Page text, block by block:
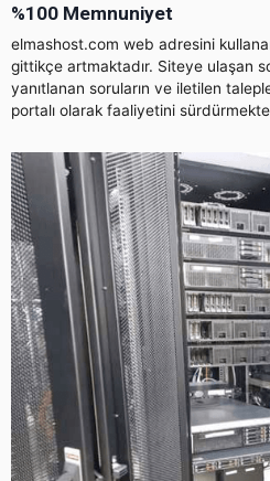
%100 Memnuniyet
elmashost.com web adresini
gittikçe artmaktadır. Siteye ulaşan
yanıtlanan soruların ve iletilen
portalı olarak faaliyetini